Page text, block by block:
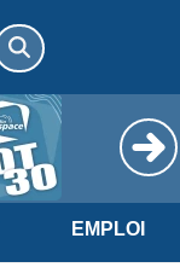
EMPLOI